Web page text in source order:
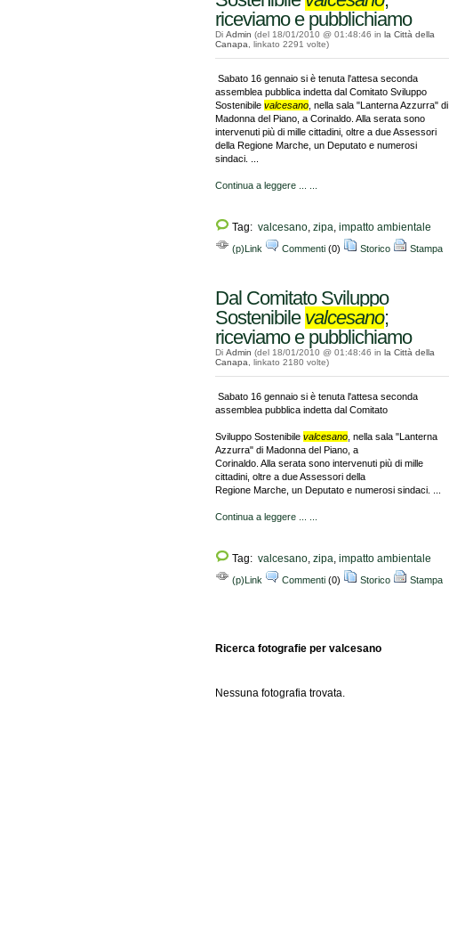
riceviamo e pubblichiamo
Di Admin (del 18/01/2010 @ 01:48:46 in la Città della
Canapa , linkato 2291 volte)
Sabato 16 gennaio si è tenuta l'attesa seconda
assemblea pubblica indetta dal Comitato Sviluppo
Sostenibile valcesano , nella sala "Lanterna Azzurra" di
Madonna del Piano, a Corinaldo. Alla serata sono
intervenuti più di mille cittadini, oltre a due Assessori
della Regione Marche, un Deputato e numerosi
sindaci. ...
Continua a leggere ... ...
Tag: valcesano, zipa, impatto ambientale
(p)Link Commenti (0) Storico Stampa
Dal Comitato Sviluppo
Sostenibile valcesano;
riceviamo e pubblichiamo
Di Admin (del 18/01/2010 @ 01:48:46 in la Città della
Canapa , linkato 2180 volte)
Sabato 16 gennaio si è tenuta l'attesa seconda
assemblea pubblica indetta dal Comitato
Sviluppo Sostenibile valcesano , nella sala "Lanterna
Azzurra" di Madonna del Piano, a
Corinaldo. Alla serata sono intervenuti più di mille
cittadini, oltre a due Assessori della
Regione Marche, un Deputato e numerosi sindaci. ...
Continua a leggere ... ...
Tag: valcesano, zipa, impatto ambientale
(p)Link Commenti (0) Storico Stampa
Ricerca fotografie per valcesano
Nessuna fotografia trovata.